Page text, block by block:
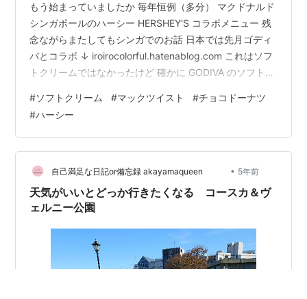
もう始まっていましたか 毎年恒例（多分） マクドナルド
シンガポールのハーシー HERSHEY'S コラボメニュー 残
念ながらまたしてもシンガでのお話 日本では先月ゴディ
バとコラボ ↓ iroirocolorful.hatenablog.com これはソフ
トクリームではなかったけど 確かに GODIVA のソフトは
でもすごく甘い＆何より重い（味的にも物量的にも） 側
近ズが、いや私もだが 「ちいかわ」が出るかなりの昔
（ファミ通時代）からナガノさんの漫画が大好きで ナガ
ノ展 原画集 NAGANO EXHIBITION COMPLETE WORK…
#ソフトクリーム #マックツイスト #チョコドーナツ
#ハーシー
自己満足な日記or備忘録 akayamaqueen • 5年前
天気がいいとどっか行きたくなる コースカ＆ヴ
ェルニー公園